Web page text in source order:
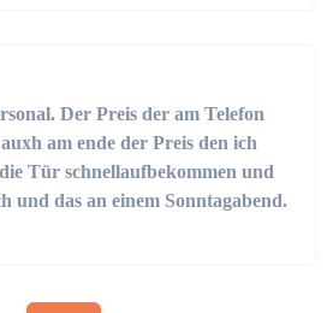
Der Preis der am Telefon
am ende der Preis den ich
Tür schnellaufbekommen und
und das an einem Sonntagabend.